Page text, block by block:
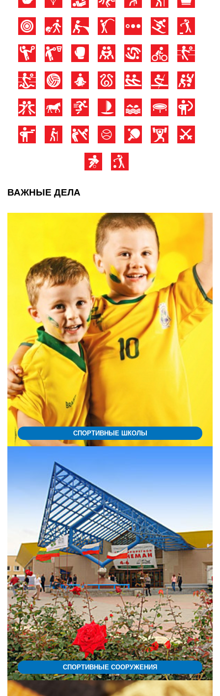
ВАЖНЫЕ ДЕЛА
СПОРТИВНЫЕ ШКОЛЫ
СПОРТИВНЫЕ СООРУЖЕНИЯ